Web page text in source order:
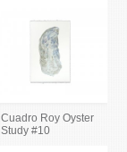
Cuadro Roy Oyster
Study #10